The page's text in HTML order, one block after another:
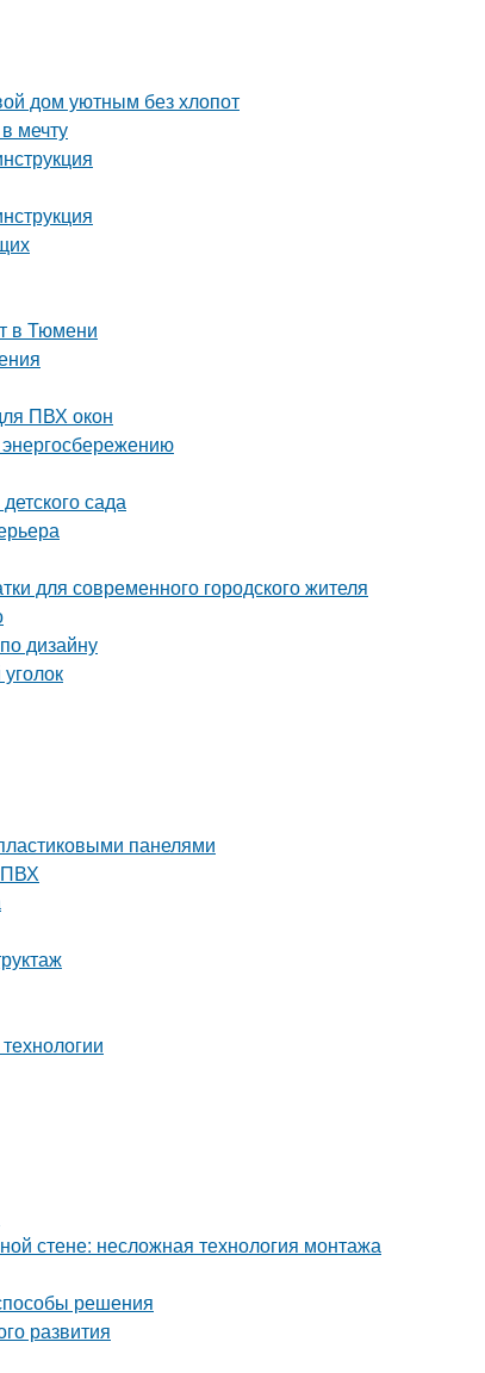
дом уютным без хлопот
мечту
в Тюмени
ПВХ окон
сада
для современного городского жителя
дизайну
панелями
ПВХ
стене: несложная технология монтажа
решения
развития